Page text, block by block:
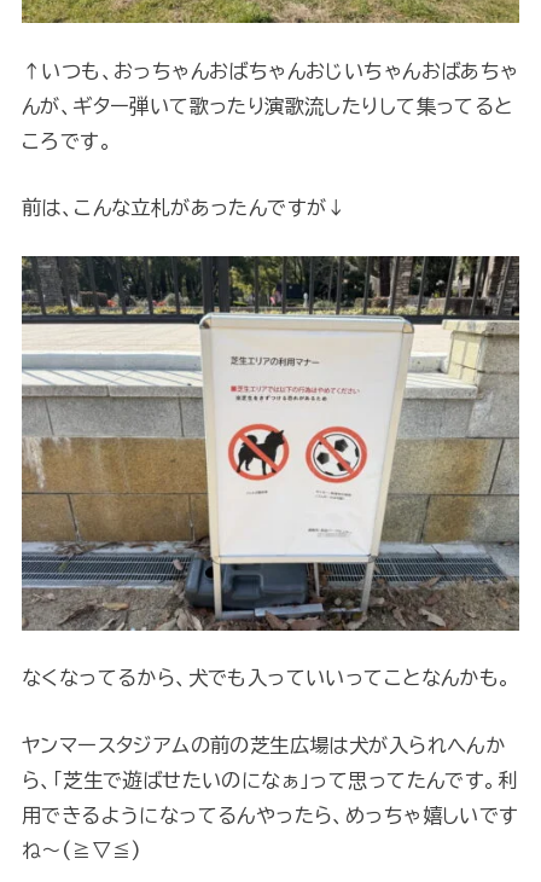
↑いつも、おっちゃんおばちゃんおじいちゃんおばあちゃ
んが、ギター弾いて歌ったり演歌流したりして集ってると
ころです。
前は、こんな立札があったんですが↓
なくなってるから、犬でも入っていいってことなんかも。
ヤンマースタジアムの前の芝生広場は犬が入られへんか
ら、「芝生で遊ばせたいのになぁ」って思ってたんです。利
用できるようになってるんやったら、めっちゃ嬉しいです
ね～(≧▽≦)